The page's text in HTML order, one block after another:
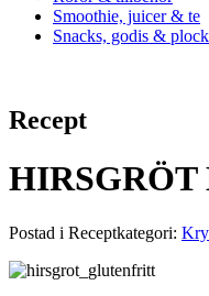
Smoothie, juicer & te
Snacks, godis & plock
Recept
HIRSGRÖT
Postad i Receptkategori: